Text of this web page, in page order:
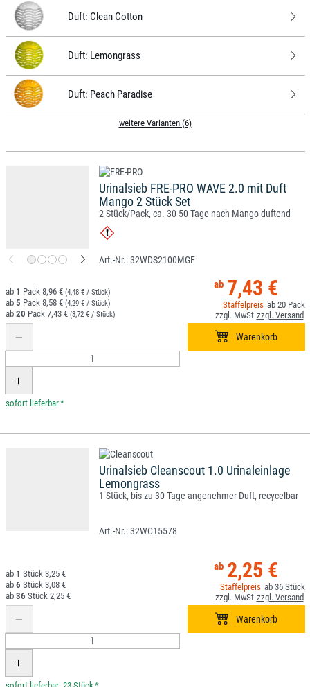
Duft: Clean Cotton
Duft: Lemongrass
Duft: Peach Paradise
weitere Varianten (6)
Urinalsieb FRE-PRO WAVE 2.0 mit Duft
Mango 2 Stück Set
2 Stück/Pack, ca. 30-50 Tage nach Mango duftend
32WDS2100MGF
7,43 €
20
1 8,96 € (4,48 € / Stück)
5 8,58 € (4,29 € / Stück)
20 7,43 € (3,72 € / Stück)
*
Urinalsieb Cleanscout 1.0 Urinaleinlage
Lemongrass
1 Stück, bis zu 30 Tage angenehmer Duft, recycelbar
32WC15578
2,25 €
36
1
3,25 €
6
3,08 €
36
2,25 €